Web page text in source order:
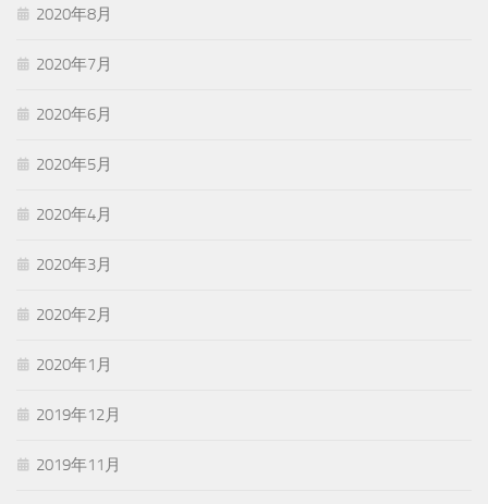
2020年8月
2020年7月
2020年6月
2020年5月
2020年4月
2020年3月
2020年2月
2020年1月
2019年12月
2019年11月